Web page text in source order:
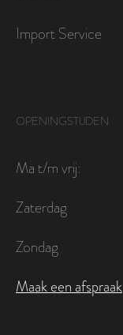
Import Service
OPENINGSTIJDEN
Ma t/m vrij:
Zaterdag
Zondag
Maak een afspraak